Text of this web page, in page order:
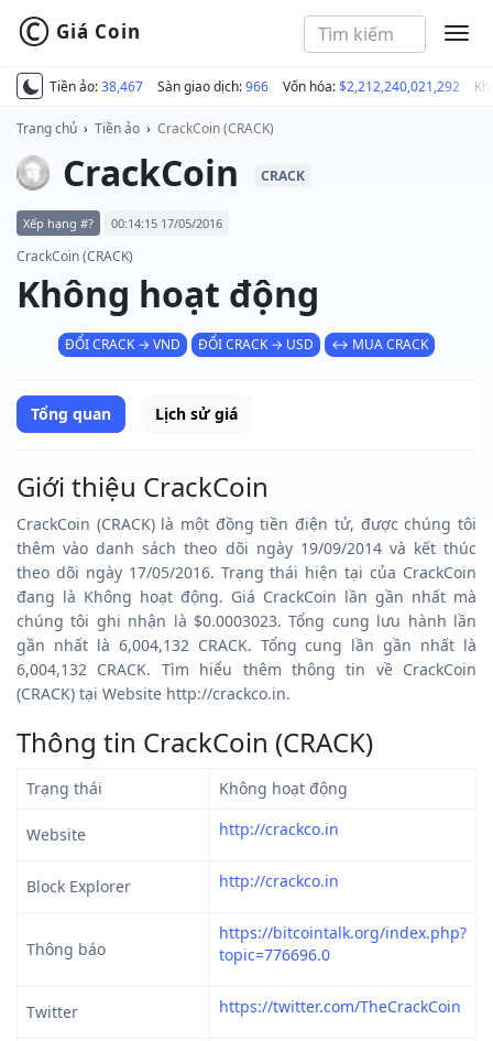
Tiền ảo:38,467 Sàn giao dịch:966 Vốn hóa:$2,212,240,021,292
© Giá Coin
Trang chủ › Tiền ảo › CrackCoin (CRACK)
CrackCoin CRACK
Xếp hạng #? 00:14:15 17/05/2016
CrackCoin (CRACK)
Không hoạt động
ĐỔI CRACK → VND ĐỔI CRACK → USD ↔ MUA CRACK
Tổng quan Lịch sử giá
Giới thiệu CrackCoin
CrackCoin (CRACK) là một đồng tiền điện tử, được chúng tôi
thêm vào danh sách theo dõi ngày 19/09/2014 và kết thúc
theo dõi ngày 17/05/2016. Trạng thái hiện tại của CrackCoin
đang là Không hoạt động. Giá CrackCoin lần gần nhất mà
chúng tôi ghi nhận là $0.0003023. Tổng cung lưu hành lần
gần nhất là 6,004,132 CRACK. Tổng cung lần gần nhất là
6,004,132 CRACK. Tìm hiểu thêm thông tin về CrackCoin
(CRACK) tại Website http://crackco.in.
Thông tin CrackCoin (CRACK)
Trạng thái Không hoạt động
Website http://crackco.in
Block Explorer http://crackco.in
Thông báo
https://bitcointalk.org/index.php?
topic=776696.0
Twitter https://twitter.com/TheCrackCoin